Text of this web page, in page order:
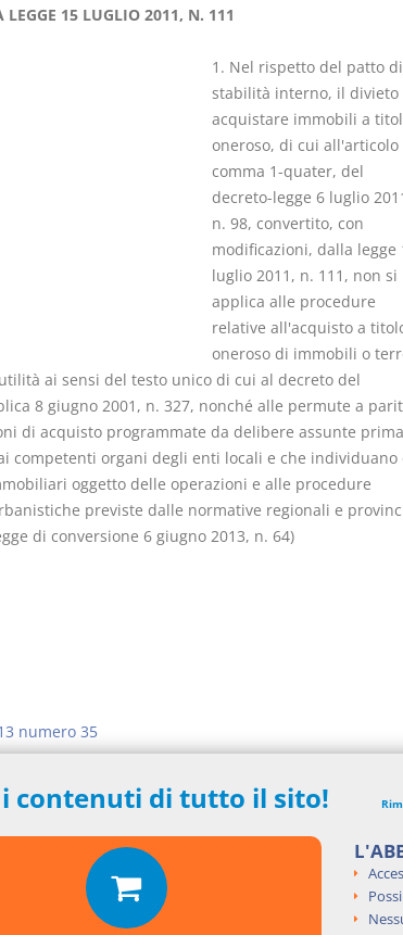
15 LUGLIO 2011, N. 111
1. Nel rispetto del patto di
stabilità interno, il divieto
acquistare immobili a
oneroso, di cui all'articolo
comma 1-quater, del
decreto-legge 6 luglio
n. 98, convertito, con
modificazioni, dalla legge
luglio 2011, n. 111, non si
applica alle procedure
relative all'acquisto a
oneroso di immobili o
ai sensi del testo unico di cui al decreto del
8 giugno 2001, n. 327, nonché alle permute a
di acquisto programmate da delibere assunte prima
competenti organi degli enti locali e che individuano
oggetto delle operazioni e alle procedure
previste dalle normative regionali e
di conversione 6 giugno 2013, n. 64)
numero 35
Le Società di
Persone
D. Minussi
Versione ebook €
(iva incl.)
contenuti di tutto il sito!